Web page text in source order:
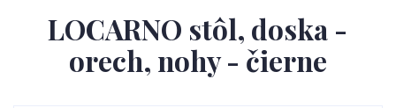
LOCARNO stôl, doska -
orech, nohy - čierne